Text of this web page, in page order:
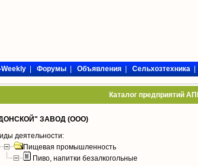
|Форумы|Объявления|Сельхозтехника
Каталог предприятий
ЗАВОД (ООО)
деятельности:
Пищевая промышленность
Пиво, напитки безалкогольные